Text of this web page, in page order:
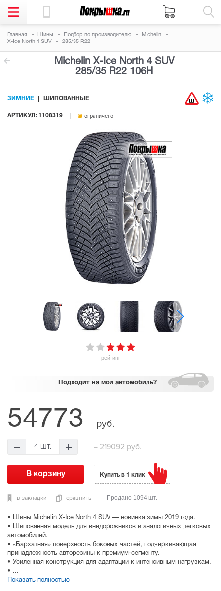
Главная Шины Подбор по производителю
Michelin
X-Ice North 4 SUV
285/35 R22
Michelin X-Ice North 4 SUV
285/35 R22 106H
рейтинг
АРТИКУЛ: 1108319 ограничено
ЗИМНИЕ ШИПОВАННЫЕ
Подходит на мой автомобиль?
• Шины Michelin X-Ice North 4 SUV — новинка зимы 2019 года.
• Шипованная модель для внедорожников и аналогичных легковых
автомобилей.
• «Бархатная» поверхность боковых частей, подчеркивающая
принадлежность авторезины к премиум-сегменту.
• Усиленная конструкция для адаптации к интенсивным нагрузкам.
• ...
Показать полностью
54773 руб.
4 шт. = 219092 руб.
в закладки сравнить
Купить в 1 клик
Продано 1094 шт.